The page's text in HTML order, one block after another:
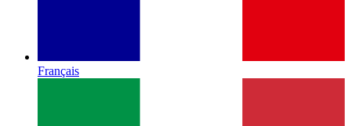
Français